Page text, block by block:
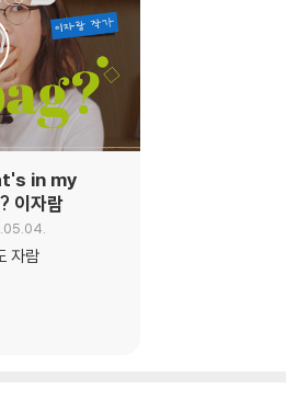
in my
이자람
자람